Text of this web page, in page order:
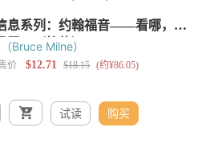
Bruce Milne）
试读 购买